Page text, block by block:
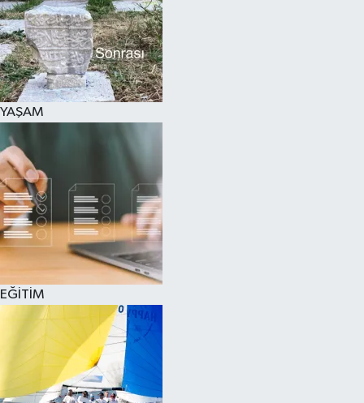
YAŞAM
EĞİTİM
SPOR
KÜLTÜR SANAT